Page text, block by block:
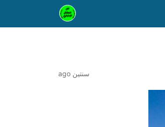
سنتين ago